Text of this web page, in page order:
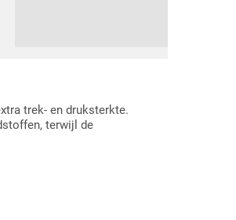
trek- en druksterkte.
terwijl de